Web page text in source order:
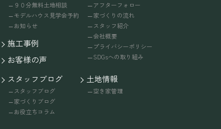
９０分無料土地相談
モデルハウス見学会予約
お知らせ
施工事例
お客様の声
アフターフォロー
家づくりの流れ
スタッフ紹介
会社概要
プライバシーポリシー
SDGsへの取り組み
スタッフブログ
スタッフブログ
家づくりブログ
お役立ちコラム
土地情報
空き家管理